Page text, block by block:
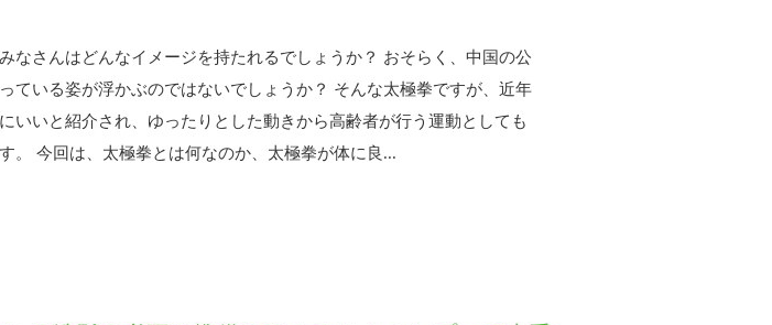
なさんはどんなイメージを持たれるでしょうか？ おそらく、中国の公
ている姿が浮かぶのではないでしょうか？ そんな太極拳ですが、近年
いいと紹介され、ゆったりとした動きから高齢者が行う運動としても
。 今回は、太極拳とは何なのか、太極拳が体に良...